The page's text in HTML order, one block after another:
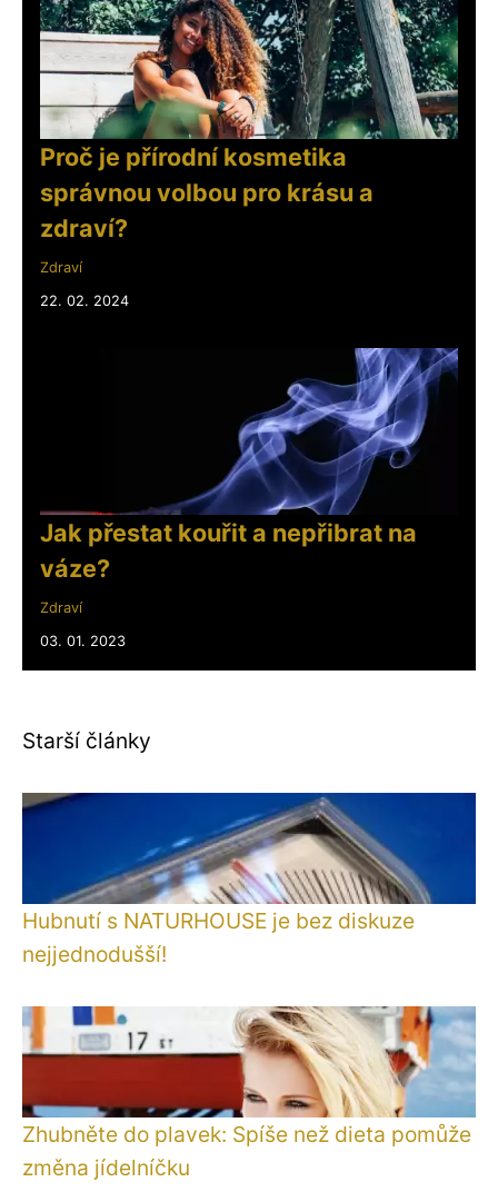
Proč je přírodní kosmetika
správnou volbou pro krásu a
zdraví?
Zdraví
22. 02. 2024
Jak přestat kouřit a nepřibrat na
váze?
Zdraví
03. 01. 2023
Starší články
Hubnutí s NATURHOUSE je bez diskuze
nejjednodušší!
Zhubněte do plavek: Spíše než dieta pomůže
změna jídelníčku